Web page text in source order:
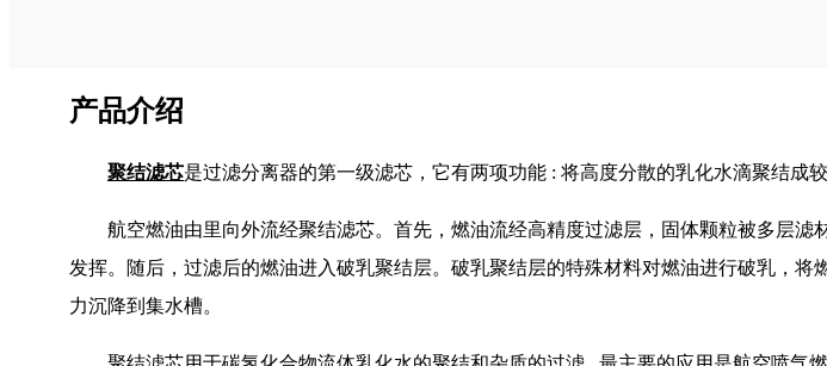
产品介绍
聚结滤芯是过滤分离器的第一级滤芯，它有两项功能 : 将高度分散的乳化水滴聚结成
航空燃油由里向外流经聚结滤芯。首先，燃油流经高精度过滤层，固体颗粒被多层
发挥。随后，过滤后的燃油进入破乳聚结层。破乳聚结层的特殊材料对燃油进行破乳，
力沉降到集水槽。